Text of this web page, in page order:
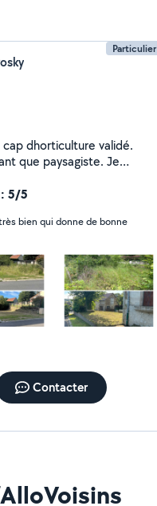
Particulier
que paysagiste. Je
travaux comme dans le
me contacter.
5/5
Contacter